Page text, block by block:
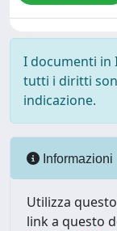
I documenti in
tutti i diritti
indicazione.
Informazioni
Utilizza
link a questo